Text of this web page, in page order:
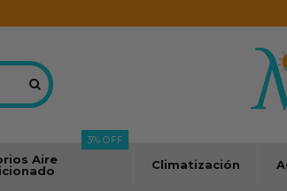
Aire
3% OFF
Climatización